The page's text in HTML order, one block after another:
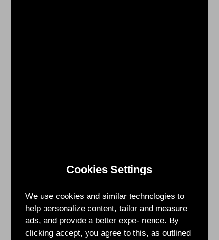
Cookies Settings
We use cookies and similar technologies to
help personalize content, tailor and measure
ads, and provide a better expe- rience. By
clicking accept, you agree to this, as outlined
一
樣，
需
要